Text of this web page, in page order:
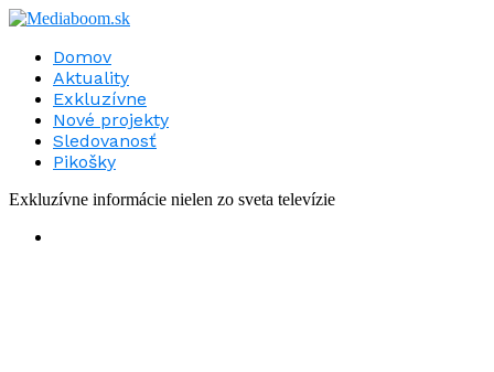
Domov
Aktuality
Exkluzívne
Nové projekty
Sledovanosť
Pikošky
Exkluzívne informácie nielen zo sveta televízie